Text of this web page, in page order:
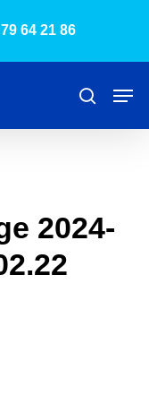
64 21 86
2024-